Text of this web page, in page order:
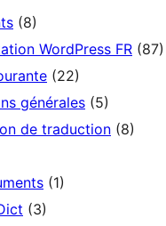
(8)
WordPress FR (87)
(22)
générales (5)
de traduction (8)
(1)
(3)